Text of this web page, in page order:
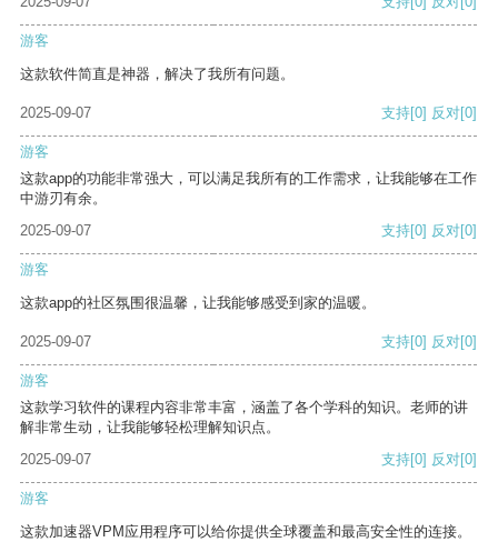
游客
这款软件简直是神器，解决了我所有问题。
2025-09-07 支持[0] 反对[0]
游客
这款app的功能非常强大，可以满足我所有的工作需求，让我能够在工作
中游刃有余。
2025-09-07
支持[0] 反对[0]
游客
这款app的社区氛围很温馨，让我能够感受到家的温暖。
2025-09-07 支持[0] 反对[0]
游客
这款学习软件的课程内容非常丰富，涵盖了各个学科的知识。老师的讲
解非常生动，让我能够轻松理解知识点。
2025-09-07
支持[0] 反对[0]
游客
这款加速器VPM应用程序可以给你提供全球覆盖和最高安全性的连接。